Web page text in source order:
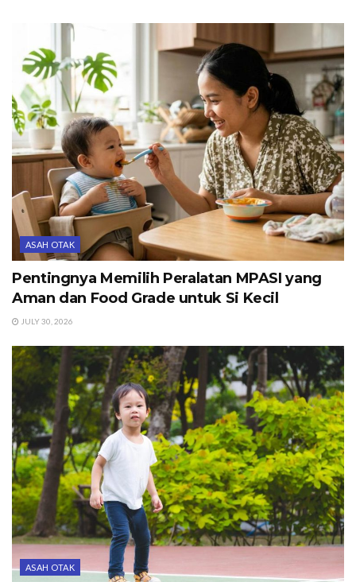
ASAH OTAK
Pentingnya Memilih Peralatan MPASI yang
Aman dan Food Grade untuk Si Kecil
JULY 30, 2026
ASAH OTAK